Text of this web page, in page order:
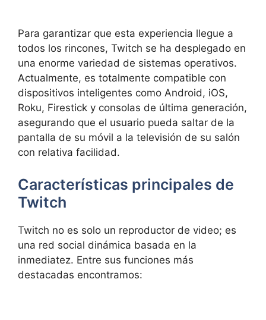
Para garantizar que esta experiencia llegue a
todos los rincones, Twitch se ha desplegado en
una enorme variedad de sistemas operativos.
Actualmente, es totalmente compatible con
dispositivos inteligentes como Android, iOS,
Roku, Firestick y consolas de última generación,
asegurando que el usuario pueda saltar de la
pantalla de su móvil a la televisión de su salón
con relativa facilidad.
Características principales de
Twitch
Twitch no es solo un reproductor de video; es
una red social dinámica basada en la
inmediatez. Entre sus funciones más
destacadas encontramos: